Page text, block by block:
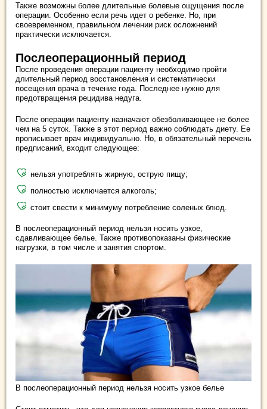
Также возможны более длительные болевые ощущения после
операции. Особенно если речь идет о ребенке. Но, при
своевременном, правильном лечении риск осложнений
практически исключается.
Послеоперационный период
После проведения операции пациенту необходимо пройти
длительный период восстановления и систематически
посещения врача в течение года. Последнее нужно для
предотвращения рецидива недуга.
После операции пациенту назначают обезболивающее не более
чем на 5 суток. Также в этот период важно соблюдать диету. Ее
прописывает врач индивидуально. Но, в обязательный перечень
предписаний, входит следующее:
нельзя употреблять жирную, острую пищу;
полностью исключается алкоголь;
стоит свести к минимуму потребление соленых блюд.
В послеоперационный период нельзя носить узкое,
сдавливающее белье. Также противопоказаны физические
нагрузки, в том числе и занятия спортом.
В послеоперационный период нельзя носить узкое белье